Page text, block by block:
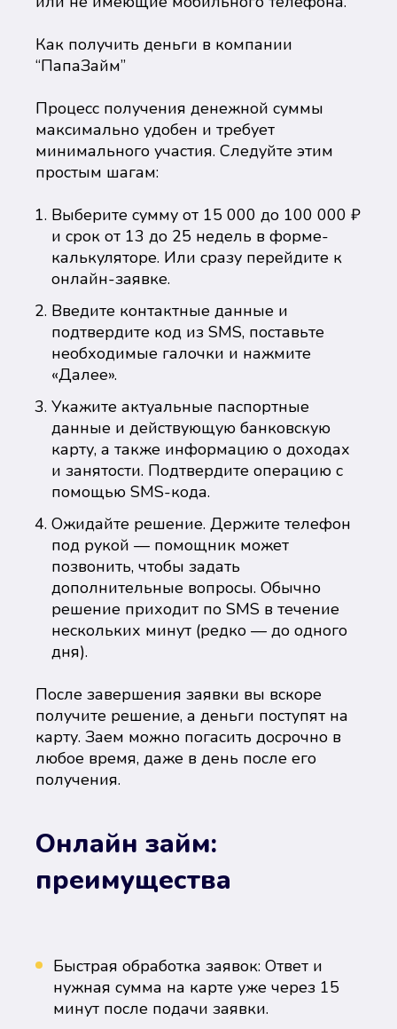
Как получить деньги в компании
“ПапаЗайм”
Процесс получения денежной суммы
максимально удобен и требует
минимального участия. Следуйте этим
простым шагам:
Выберите сумму от 15 000 до 100 000 ₽
и срок от 13 до 25 недель в форме-
калькуляторе. Или сразу перейдите к
онлайн-заявке.
Введите контактные данные и
подтвердите код из SMS, поставьте
необходимые галочки и нажмите
«Далее».
Укажите актуальные паспортные
данные и действующую банковскую
карту, а также информацию о доходах
и занятости. Подтвердите операцию с
помощью SMS-кода.
Ожидайте решение. Держите телефон
под рукой — помощник может
позвонить, чтобы задать
дополнительные вопросы. Обычно
решение приходит по SMS в течение
нескольких минут (редко — до одного
дня).
После завершения заявки вы вскоре
получите решение, а деньги поступят на
карту. Заем можно погасить досрочно в
любое время, даже в день после его
получения.
Онлайн займ:
преимущества
Быстрая обработка заявок: Ответ и
нужная сумма на карте уже через 15
минут после подачи заявки.